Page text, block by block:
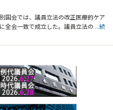
国会では、議員立法の改正医療的ケア
全会一致で成立した。議員立法の ...続